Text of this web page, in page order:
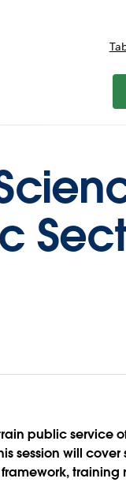
public service
session will cover